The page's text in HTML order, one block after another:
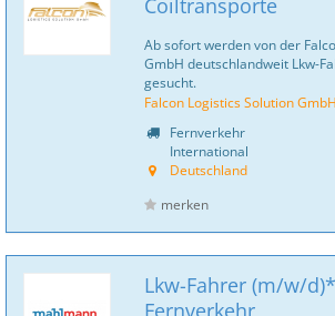
Coiltransporte
Ab sofort werden von der
GmbH deutschlandweit Lkw-
gesucht.
Falcon Logistics Solution GmbH
Fernverkehr
International
Deutschland
merken
Lkw-Fahrer (m/w/
Fernverkehr